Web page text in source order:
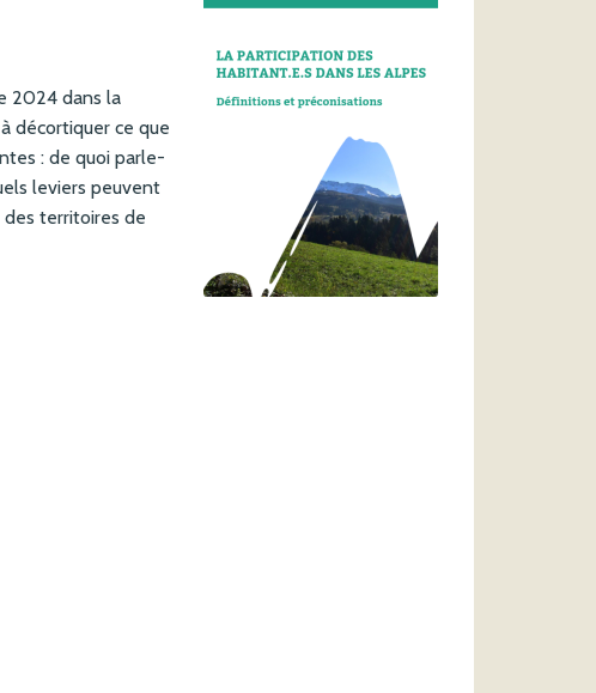
2024 dans la
décortiquer ce que
: de quoi parle-
leviers peuvent
territoires de